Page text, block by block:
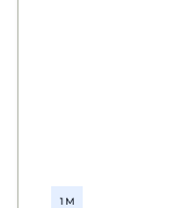
1 M